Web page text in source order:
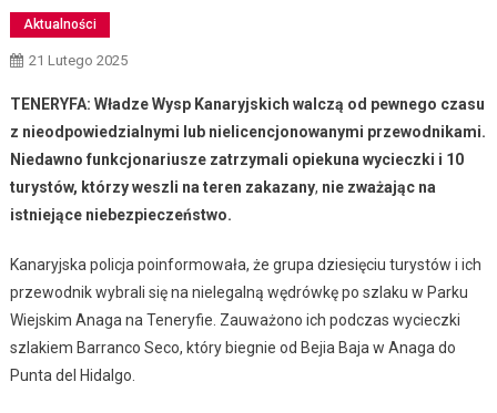
Aktualności
21 Lutego 2025
TENERYFA: Władze Wysp Kanaryjskich walczą od pewnego czasu
z nieodpowiedzialnymi lub nielicencjonowanymi przewodnikami.
Niedawno funkcjonariusze zatrzymali opiekuna wycieczki i 10
turystów, którzy weszli na teren zakazany, nie zważając na
istniejące niebezpieczeństwo.
Kanaryjska policja poinformowała, że grupa dziesięciu turystów i ich
przewodnik wybrali się na nielegalną wędrówkę po szlaku w Parku
Wiejskim Anaga na Teneryfie. Zauważono ich podczas wycieczki
szlakiem Barranco Seco, który biegnie od Bejia Baja w Anaga do
Punta del Hidalgo.